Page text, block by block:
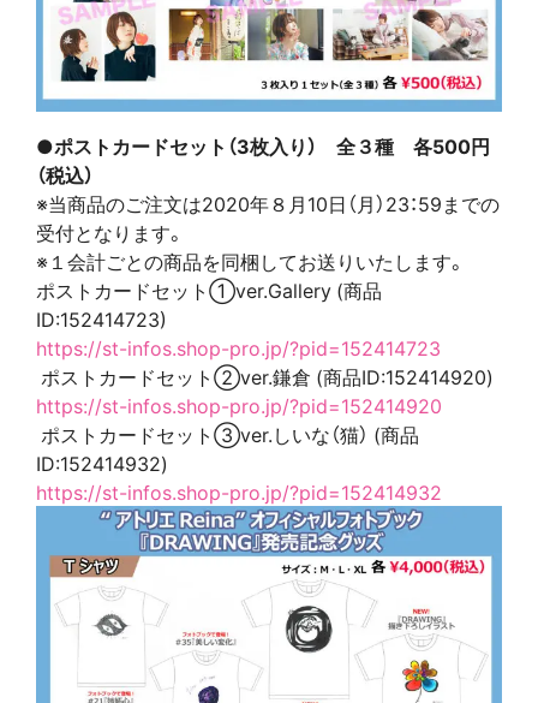
●ポストカードセット（3枚入り） 全３種 各500円
（税込）
※当商品のご注文は2020年８月10日（月）23：59までの
受付となります。
※１会計ごとの商品を同梱してお送りいたします。
ポストカードセット①ver.Gallery (商品
ID:152414723)
https://st-infos.shop-pro.jp/?pid=152414723
ポストカードセット②ver.鎌倉 (商品ID:152414920)
https://st-infos.shop-pro.jp/?pid=152414920
ポストカードセット③ver.しいな（猫） (商品
ID:152414932)
https://st-infos.shop-pro.jp/?pid=152414932